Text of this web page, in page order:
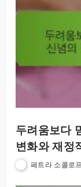
두려움보다
변화와 재정
페트라 소콜로